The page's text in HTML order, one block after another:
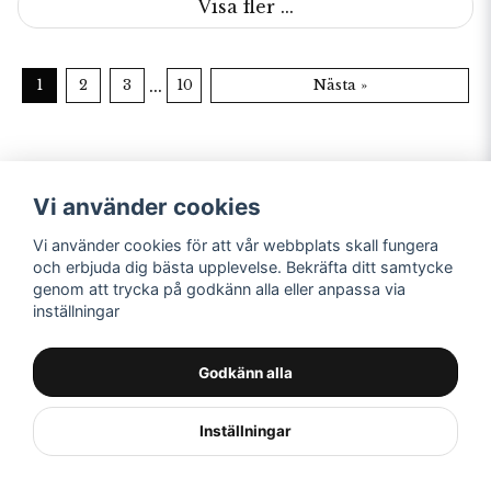
Visa fler ...
1 2 3 ... 10 Nästa »
Kontakta oss
Fritslavägen 80
Tel: 0320-18451
info@kinnatextil.se
Instagram
Vi använder cookies
Vi använder cookies för att vår webbplats skall fungera
och erbjuda dig bästa upplevelse. Bekräfta ditt samtycke
genom att trycka på godkänn alla eller anpassa via
inställningar
Godkänn alla
Inställningar